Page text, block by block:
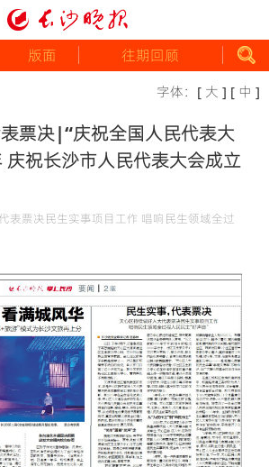
版面 往期回顾
字体： [ 大 ] [ 中 ]
票决|“庆祝全国人民代表大
庆祝长沙市人民代表大会成立
表票决民生实事项目工作 唱响民生领域全过